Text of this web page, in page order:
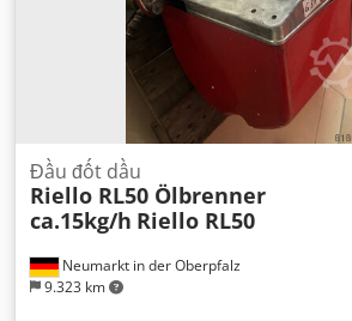
Neumarkt in der Oberpfalz
9.323 km
Đầu đốt dầu
Riello RL50 Ölbrenner
ca.15kg/h Riello RL50